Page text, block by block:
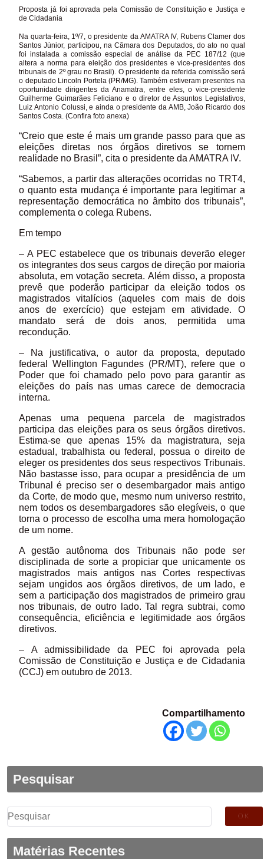
Proposta já foi aprovada pela Comissão de Constituição e Justiça e
de Cidadania
Na quarta-feira, 1º/7, o presidente da AMATRA IV, Rubens Clamer dos
Santos Júnior, participou, na Câmara dos Deputados, do ato no qual
foi instalada a comissão especial de análise da PEC 187/12 (que
altera a norma para eleição dos presidentes e vice-presidentes dos
tribunais de 2º grau no Brasil). O presidente da referida comissão será
o deputado Lincoln Portela (PR/MG). Também estiveram presentes na
oportunidade dirigentes da Anamatra, entre eles, o vice-presidente
Guilherme Guimarães Feliciano e o diretor de Assuntos Legislativos,
Luiz Antonio Colussi, e ainda o presidente da AMB, João Ricardo dos
Santos Costa. (Confira foto anexa)
“Creio que este é mais um grande passo para que as
eleições diretas nos órgãos diretivos se tornem
realidade no Brasil”, cita o presidente da AMATRA IV.
“Sabemos, a partir das alterações ocorridas no TRT4,
o quanto esta mudança é importante para legitimar a
representação democrática no âmbito dos tribunais”,
complementa o colega Rubens.
Em tempo
– A PEC estabelece que os tribunais deverão eleger
os integrantes dos seus cargos de direção por maioria
absoluta, em votação secreta. Além disso, a proposta
prevê que poderão participar da eleição todos os
magistrados vitalícios (aqueles com mais de dois
anos de exercício) que estejam em atividade. O
mandato será de dois anos, permitida uma
recondução.
– Na justificativa, o autor da proposta, deputado
federal Wellington Fagundes (PR/MT), refere que o
Poder que foi chamado pelo povo para garantir as
eleições do país nas urnas carece de democracia
interna.
Apenas uma pequena parcela de magistrados
participa das eleições para os seus órgãos diretivos.
Estima-se que apenas 15% da magistratura, seja
estadual, trabalhista ou federal, possua o direito de
eleger os presidentes dos seus respectivos Tribunais.
Não bastasse isso, para ocupar a presidência de um
Tribunal é preciso ser o desembargador mais antigo
da Corte, de modo que, mesmo num universo restrito,
nem todos os desembargadores são elegíveis, o que
torna o processo de escolha uma mera homologação
de um nome.
A gestão autônoma dos Tribunais não pode ser
disciplinada de sorte a propiciar que unicamente os
magistrados mais antigos nas Cortes respectivas
sejam ungidos aos órgãos diretivos, de um lado, e
sem a participação dos magistrados de primeiro grau
nos tribunais, de outro lado. Tal regra subtrai, como
consequência, eficiência e legitimidade aos órgãos
diretivos.
– A admissibilidade da PEC foi aprovada pela
Comissão de Constituição e Justiça e de Cidadania
(CCJ) em outubro de 2013.
Compartilhamento
Pesquisar
Pesquisar
por:
Matérias Recentes